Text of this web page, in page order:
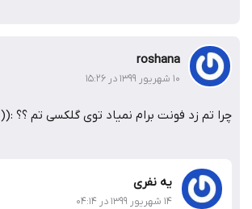
roshana
۱۰ شهریور ۱۳۹۹ در ۱۵:۲۶
چرا تم زد فونت برام نمیاد توی گلکسی تم ؟؟ :((
یه نفری
۱۴ شهریور ۱۳۹۹ در ۰۴:۱۴